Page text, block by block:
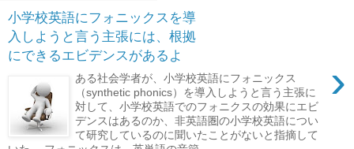
小学校英語にフォニックスを導
入しようと言う主張には、根拠
にできるエビデンスがあるよ
›
ある社会学者が、小学校英語にフォニックス
（synthetic phonics）を導入しようと言う主張に
対して、小学校英語でのフォニクスの効果にエビ
デンスはあるのか、非英語圏の小学校英語につい
て研究しているのに聞いたことがないと指摘して